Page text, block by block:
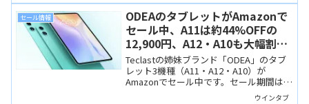
セール情報
ODEAのタブレットがAmazonで
セール中、A11は約44%OFFの
12,900円、A12・A10も大幅割引
【8月17日まで】
Teclastの姉妹ブランド「ODEA」のタブ
レット3機種（A11・A12・A10）が
Amazonでセール中です。セール期間は8
月17日まで。特にA11が安いと感じます。
ウインタブ